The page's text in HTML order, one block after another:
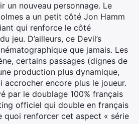
un nouveau personnage. Le
a un petit côté Jon Hamm
qui renforce le côté
jeu. D’ailleurs, ce Devil’s
que jamais. Les
certains passages (dignes de
production plus dynamique,
accrocher encore plus le joueur.
par le doublage 100% français
officiel qui double en français
quoi renforcer cet aspect « série